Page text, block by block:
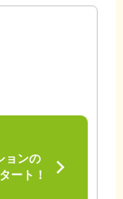
ョンの
ート！